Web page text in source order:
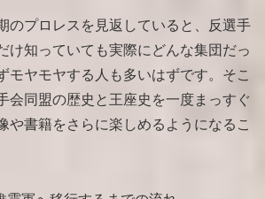
のプロレスを見返していると、反選手
け知っていても実際にどんな集団だっ
モヤモヤする人も多いはずです。そこ
会同盟の歴史と王座史を一度まっすぐ
や書籍をさらに楽しめるようになるこ